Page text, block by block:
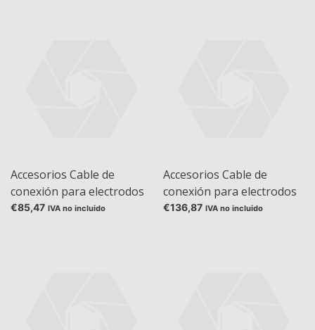
Accesorios Cable de
conexión para electrodos
de pH combinados
€85,47 IVA no incluido
Accesorios Cable de
conexión para electrodos
de pH combinados
€136,87 IVA no incluido